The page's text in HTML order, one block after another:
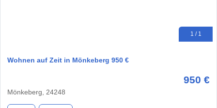
1 / 1
Wohnen auf Zeit in Mönkeberg 950 €
950 €
Mönkeberg, 24248